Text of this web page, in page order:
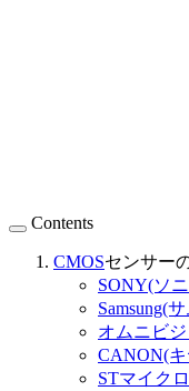
Contents
CMOSセンサー
SONY(ソ
Samsung(
オムニビ
CANON(キ
STマイク